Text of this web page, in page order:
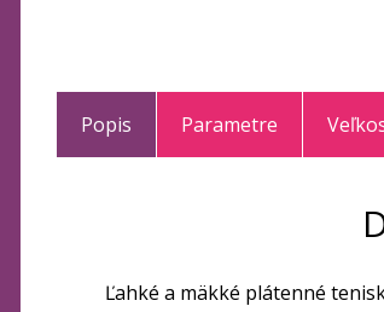
Popis Parametre
Ľahké a mäkké plátenné